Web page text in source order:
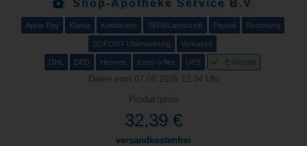
Shop-Apotheke Service B.V.
Apple Pay Klarna Kreditkarte SEPA/Lastschrift Paypal Rechnung
SOFORT Überweisung Vorkasse
DHL DPD Hermes trans-o-flex UPS E-Rezept
Daten vom 07.08.2026 12:34 Uhr
Produktpreis
32,39 €
versandkostenfrei